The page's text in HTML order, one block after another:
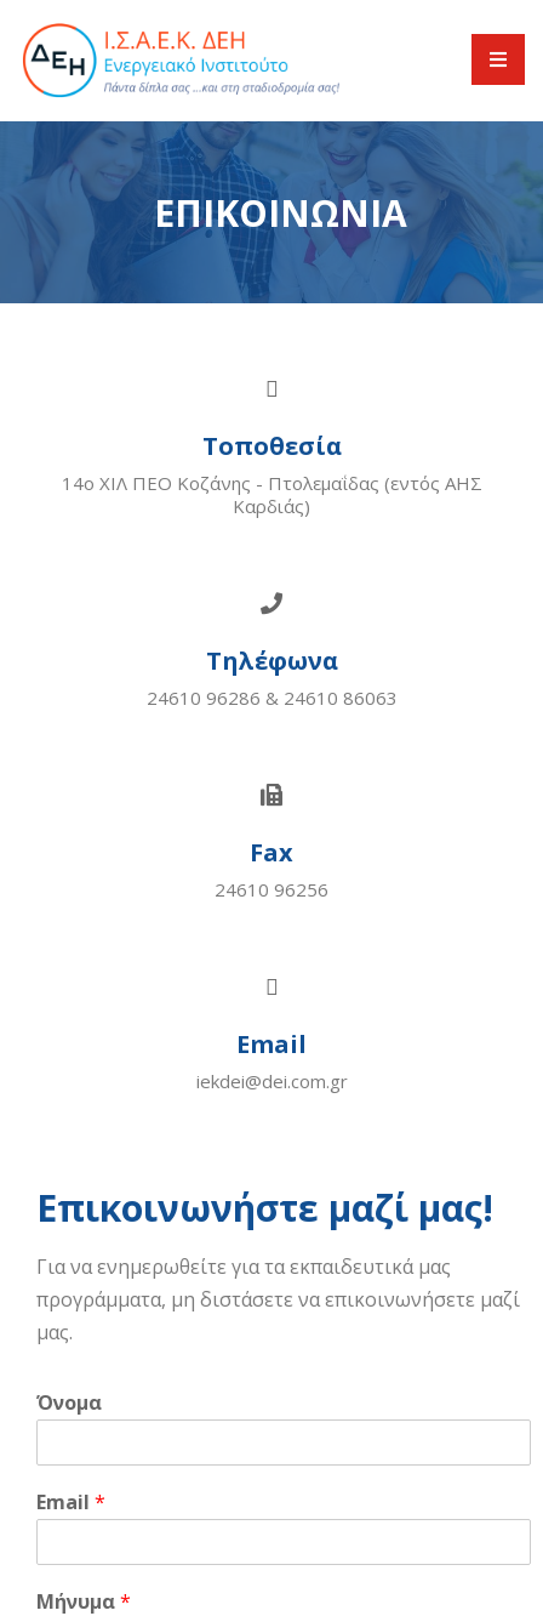
ΕΠΙΚΟΙΝΩΝΙΑ
Τοποθεσία
14ο ΧΙΛ ΠΕΟ Κοζάνης - Πτολεμαΐδας (εντός ΑΗΣ
Καρδιάς)
Τηλέφωνα
24610 96286 & 24610 86063
Fax
24610 96256
Email
iekdei@dei.com.gr
Επικοινωνήστε μαζί μας!
Για να ενημερωθείτε για τα εκπαιδευτικά μας
προγράμματα, μη διστάσετε να επικοινωνήσετε μαζί
μας.
Όνομα
Email *
Μήνυμα*